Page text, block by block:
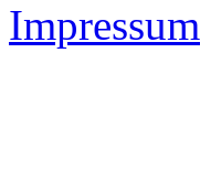
Impressum